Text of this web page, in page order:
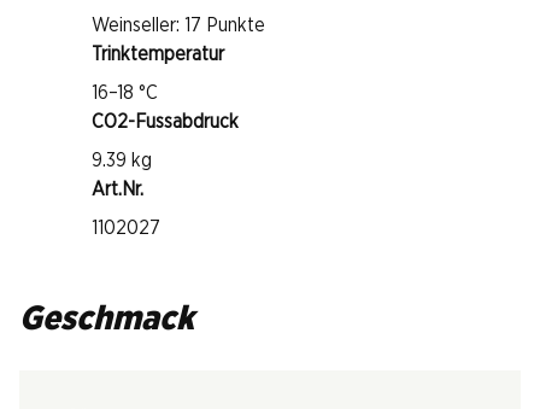
Weinseller: 17 Punkte
Trinktemperatur
16–18 °C
CO2-Fussabdruck
9.39 kg
Art.Nr.
1102027
Geschmack